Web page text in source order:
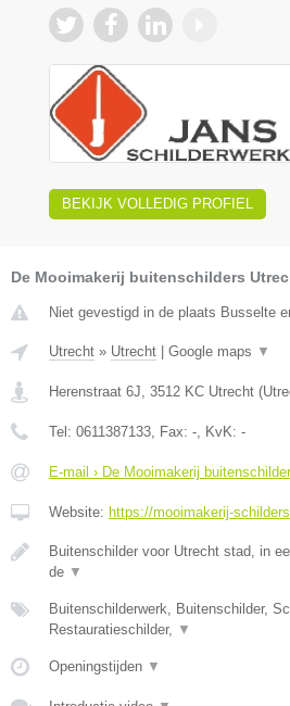
BEKIJK VOLLEDIG PROFIEL
De Mooimakerij buitenschilders
Niet gevestigd in de plaats Busselte
Utrecht » Utrecht Google maps ▼
Herenstraat 6J, 3512 KC Utrecht (
Tel: 0611387133, Fax: -, KvK: -
E-mail › De Mooimakerij
Website: https://mooimakerij-
Buitenschilder voor Utrecht stad, in
de ▼
Buitenschilderwerk, Buitenschilder,
Restauratieschilder, ▼
Openingstijden ▼